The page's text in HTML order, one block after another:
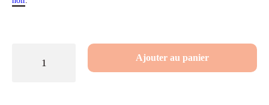
Ajouter au panier